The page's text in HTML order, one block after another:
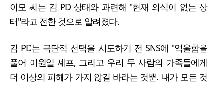
이모 씨는 김 PD 상태와 과련해 "현재 의식이 없는 상
태"라고 전한 것으로 알려졌다.
김 PD는 극단적 선택을 시도하기 전 SNS에 "억울함을
풀어 이원일 셰프, 그리고 우리 두 사람의 가족들에게
더 이상의 피해가 가지 않길 바라는 것뿐. 내가 모든 것